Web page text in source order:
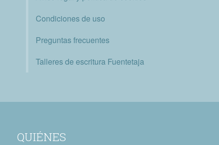
Condiciones de uso
Preguntas frecuentes
Talleres de escritura Fuentetaja
QUIÉNES